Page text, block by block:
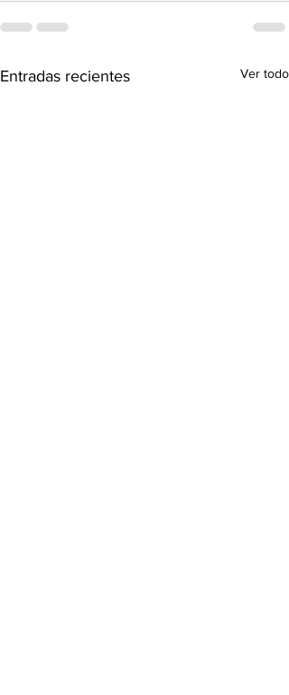
Entradas recientes Ver todo